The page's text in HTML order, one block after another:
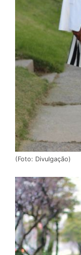
(Foto: Divulgação)